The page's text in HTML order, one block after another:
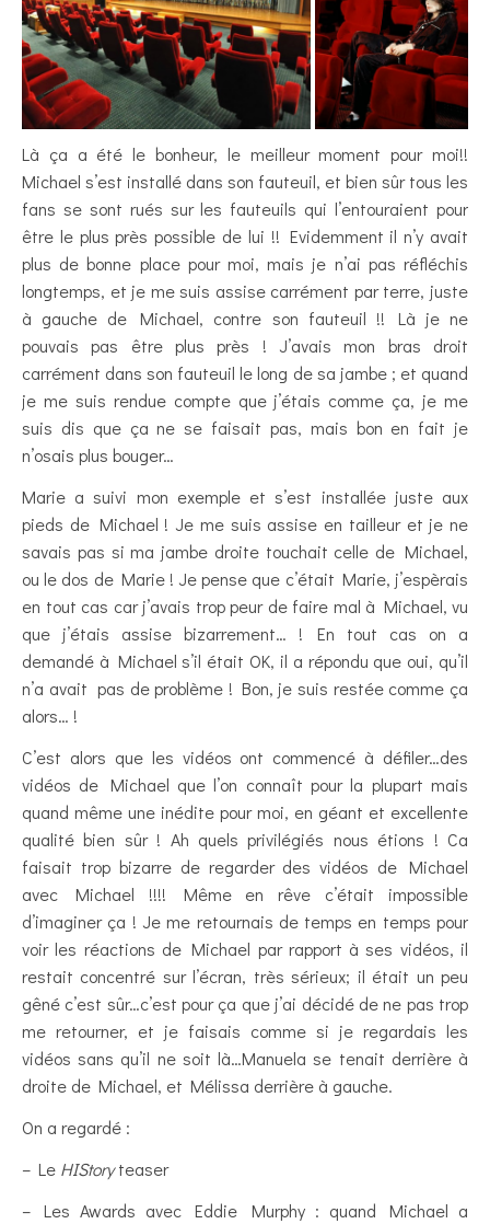
Là ça a été le bonheur, le meilleur moment pour moi!!
Michael s’est installé dans son fauteuil, et bien sûr tous les
fans se sont rués sur les fauteuils qui l’entouraient pour
être le plus près possible de lui !! Evidemment il n’y avait
plus de bonne place pour moi, mais je n’ai pas réfléchis
longtemps, et je me suis assise carrément par terre, juste
à gauche de Michael, contre son fauteuil !! Là je ne
pouvais pas être plus près ! J’avais mon bras droit
carrément dans son fauteuil le long de sa jambe ; et quand
je me suis rendue compte que j’étais comme ça, je me
suis dis que ça ne se faisait pas, mais bon en fait je
n’osais plus bouger…
Marie a suivi mon exemple et s’est installée juste aux
pieds de Michael ! Je me suis assise en tailleur et je ne
savais pas si ma jambe droite touchait celle de Michael,
ou le dos de Marie ! Je pense que c’était Marie, j’espèrais
en tout cas car j’avais trop peur de faire mal à Michael, vu
que j’étais assise bizarrement… ! En tout cas on a
demandé à Michael s’il était OK, il a répondu que oui, qu’il
n’a avait pas de problème ! Bon, je suis restée comme ça
alors… !
C’est alors que les vidéos ont commencé à défiler…des
vidéos de Michael que l’on connaît pour la plupart mais
quand même une inédite pour moi, en géant et excellente
qualité bien sûr ! Ah quels privilégiés nous étions ! Ca
faisait trop bizarre de regarder des vidéos de Michael
avec Michael !!!! Même en rêve c’était impossible
d’imaginer ça ! Je me retournais de temps en temps pour
voir les réactions de Michael par rapport à ses vidéos, il
restait concentré sur l’écran, très sérieux; il était un peu
gêné c’est sûr…c’est pour ça que j’ai décidé de ne pas trop
me retourner, et je faisais comme si je regardais les
vidéos sans qu’il ne soit là…Manuela se tenait derrière à
droite de Michael, et Mélissa derrière à gauche.
On a regardé :
– Le HIStoryteaser
– Les Awards avec Eddie Murphy : quand Michael a